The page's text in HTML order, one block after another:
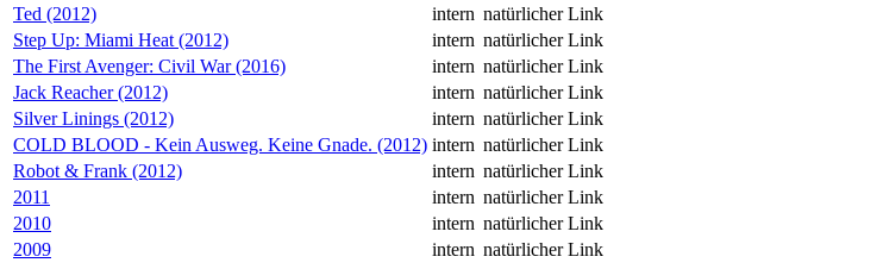
Ted (2012)
intern natürlicher Link
Step Up: Miami Heat (2012)
intern natürlicher Link
The First Avenger: Civil War (2016)
intern natürlicher Link
Jack Reacher (2012)
intern natürlicher Link
Silver Linings (2012)
intern natürlicher Link
COLD BLOOD - Kein Ausweg. Keine Gnade. (2012) intern natürlicher Link
Robot & Frank (2012)
intern natürlicher Link
2011
intern natürlicher Link
2010
intern natürlicher Link
2009
intern natürlicher Link